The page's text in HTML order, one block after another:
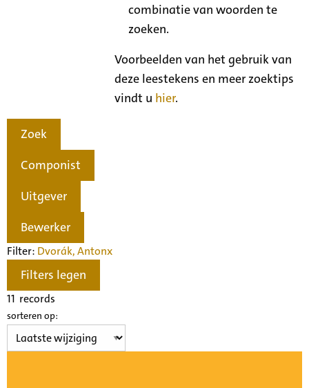
combinatie van woorden te
zoeken.
Voorbeelden van het gebruik van
deze leestekens en meer zoektips
vindt u hier.
Zoek
Componist
Uitgever
Bewerker
Filter: Dvorák, Antonx
Filters legen
11 records
sorteren op: